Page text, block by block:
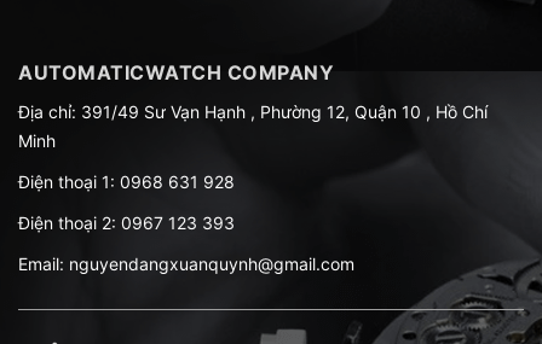
AUTOMATICWATCH COMPANY
Địa chỉ: 391/49 Sư Vạn Hạnh , Phường 12, Quận 10 , Hồ Chí
Minh
Điện thoại 1: 0968 631 928
Điện thoại 2: 0967 123 393
Email: nguyendangxuanquynh@gmail.com